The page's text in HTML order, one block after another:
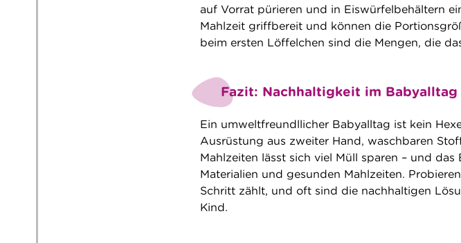
auf Vorrat pürieren und in Eiswürfelbehältern
Mahlzeit griffbereit und können die
beim ersten Löffelchen sind die Mengen, die
Fazit: Nachhaltigkeit im
Ein umweltfreundllicher Babyalltag ist kein
Ausrüstung aus zweiter Hand, waschbaren
Mahlzeiten lässt sich viel Müll sparen – und
Materialien und gesunden Mahlzeiten.
Schritt zählt, und oft sind die nachhaltigen
Kind.